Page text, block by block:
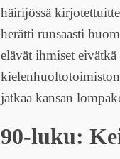
häirijössä
herätti runsaasti
elävät ihmiset
jatkaa kansan
90-luku: